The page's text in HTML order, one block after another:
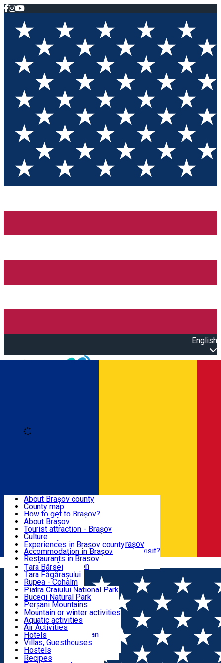
English
Română
BRAȘOV
EXPERIENCES
DESTINATIONS
NATURE
ACTIVE TOURISM
ACCOMMODATION
CULTURAL HERITAGE
About Brașov county
County map
How to get to Brașov?
Tourist Information Centers
Tourist Guides
Brașov Tourism Recommendations
Historical tourist attractions
What would a local recommend to visit?
Tourism news Brașov
Restaurants
About Brașov
Tourist attraction - Brașov
Culture
Tourist Information Center - Brașov
Accommodation in Brașov
Restaurants in Brasov
Usefull information
Experiences in Brașov county
Țara Bârsei
Țara Făgărașului
Rupea - Cohalm
ECO Destinations
Piatra Craiului National Park
Bucegi Natural Park
Perșani Mountains
Făgăraș Mountains
Postăvarul Peak
Măgura Codlei
Ciucaș Mountains
Protected areas
Other natural attractions
Speoturism
Mountain or winter activities
Aquatic activities
Air Activities
Adventure, Equestrian
Cycling, Running
Other activities
Hotels
Villas, Guesthouses
Hostels
Cottages
Recipes